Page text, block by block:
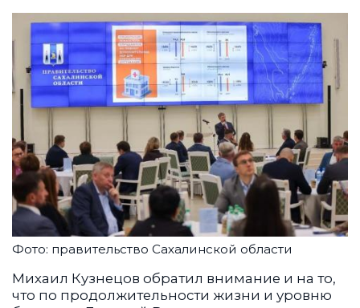
Фото: правительство Сахалинской области
Михаил Кузнецов обратил внимание и на то,
что по продолжительности жизни и уровню